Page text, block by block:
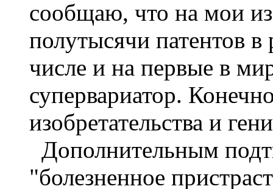
сообщаю, что на мои
полутысячи патентов
числе и на первые в
супервариатор.
изобретательства и
Дополнительным
"болезненное